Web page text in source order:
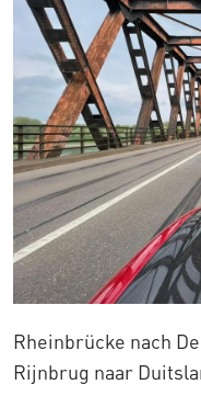
Rheinbrücke nach
Rijnbrug naar